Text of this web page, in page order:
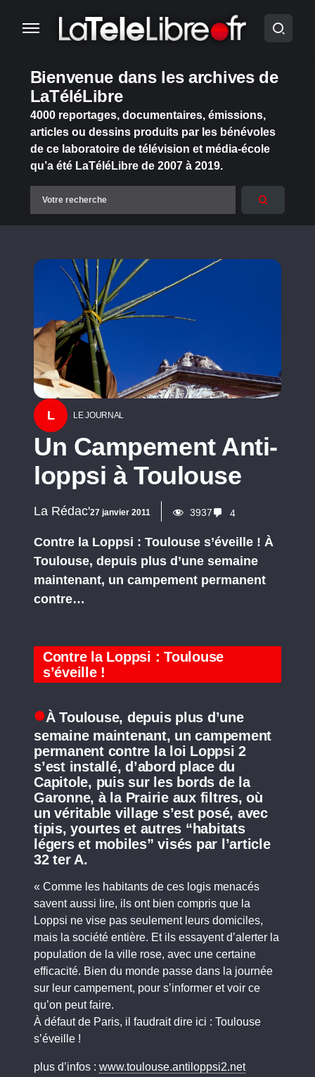
Bienvenue dans les archives de
LaTéléLibre
4000 reportages, documentaires, émissions,
articles ou dessins produits par les bénévoles
de ce laboratoire de télévision et média-école
qu’a été LaTéléLibre de 2007 à 2019.
L LE JOURNAL
Un Campement Anti-
loppsi à Toulouse
La Rédac'27 janvier 2011 3937 4
Contre la Loppsi : Toulouse s’éveille ! À
Toulouse, depuis plus d’une semaine
maintenant, un campement permanent
contre…
Contre la Loppsi : Toulouse
s’éveille !
À Toulouse, depuis plus d’une
semaine maintenant, un campement
permanent contre la loi Loppsi 2
s’est installé, d’abord place du
Capitole, puis sur les bords de la
Garonne, à la Prairie aux filtres, où
un véritable village s’est posé, avec
tipis, yourtes et autres “habitats
légers et mobiles” visés par l’article
32 ter A.
« Comme les habitants de ces logis menacés
savent aussi lire, ils ont bien compris que la
Loppsi ne vise pas seulement leurs domiciles,
mais la société entière. Et ils essayent d’alerter la
population de la ville rose, avec une certaine
efficacité. Bien du monde passe dans la journée
sur leur campement, pour s’informer et voir ce
qu’on peut faire.
À défaut de Paris, il faudrait dire ici : Toulouse
s’éveille !
plus d’infos : www.toulouse.antiloppsi2.net